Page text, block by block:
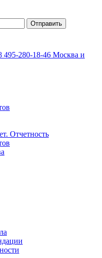
495-280-18-46 Москва и
Отчетность